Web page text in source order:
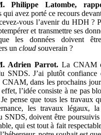
Philippe
Latombe,
avez porté ce recours
vous l’avenir du HDH ?
et transmettre ses
les données doivent
un cloud souverain ?
Adrien Parrot. La CNAM
SNDS. J’ai plutôt confiance
dans les prochains
l’idée consiste à ne pas
pense que tous les travaux
les travaux légaux,
SNDS, doivent être poursuivis
qui est tout à fait